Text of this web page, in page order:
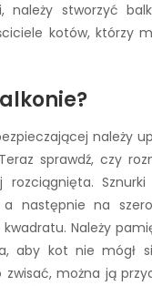
stworzyć
kotów, którzy
należy
sprawdź, czy
następnie na
Należy
aby kot nie mógł
można ją